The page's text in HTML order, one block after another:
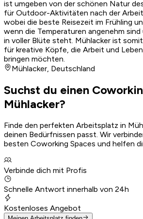
ist umgeben von der schönen Natur
für Outdoor-Aktivitäten nach der
wobei die beste Reisezeit im Frühling
wenn die Temperaturen angenehm
in voller Blüte steht. Mühlacker ist
für kreative Köpfe, die Arbeit und
bringen möchten.
Mühlacker, Deutschland
Suchst du einen
Mühlacker?
Finde den perfekten Arbeitsplatz in
deinen Bedürfnissen passt. Wir
besten Coworking Spaces und helfen
Verbinde dich mit Profis
Schnelle Antwort innerhalb von 24h
Kostenloses Angebot